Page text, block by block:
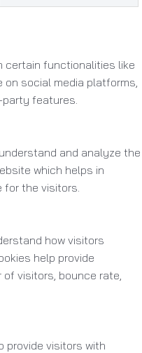
certain functionalities like
social media platforms,
features.
and analyze the
which helps in
for the visitors.
how visitors
help provide
visitors, bounce rate,
provide visitors with